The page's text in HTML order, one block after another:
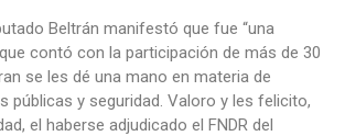
Beltrán manifestó que fue “una
contó con la participación de más de 30
se les dé una mano en materia de
públicas y seguridad. Valoro y les felicito,
el haberse adjudicado el FNDR del